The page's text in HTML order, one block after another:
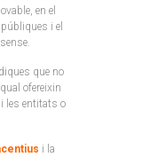
en el
i el
que no
ofereixin
les entitats o
i la